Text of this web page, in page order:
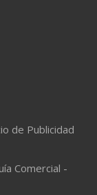
de Publicidad
Comercial -